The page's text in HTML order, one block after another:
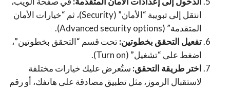
انتقل إلى تبويبة “الأمان” (Security)، ثم “خيارات الأمان
المتقدمة” (Advanced security options).
تفعيل التحقق بخطوتين:تحت قسم “التحقق بخطوتين”،
اضغط على “تشغيل” (Turn on).
اختر طريقة التحقق: ستُعرض عليك خيارات مختلفة
لاستقبال الرموز، مثل تطبيق مصادقة على هاتفك، أو رقم